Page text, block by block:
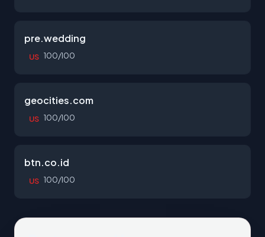
pre.wedding
US 100/100
geocities.com
US 100/100
btn.co.id
US 100/100